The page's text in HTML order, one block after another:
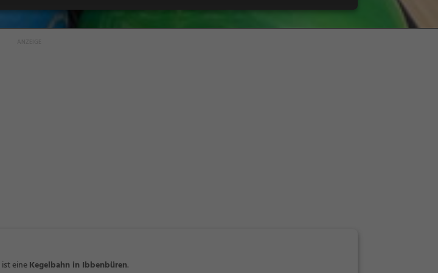
ist eineKegelbahn in Ibbenbüren.